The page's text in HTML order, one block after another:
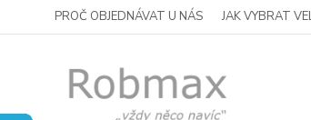
PROČ OBJEDNÁVAT U NÁS JAK VYBRAT